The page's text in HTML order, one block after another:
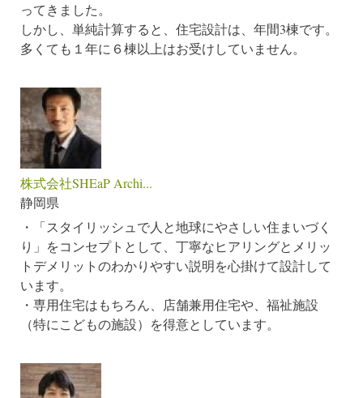
ってきました。
しかし、単純計算すると、住宅設計は、年間3棟です。
多くても１年に６棟以上はお受けしていません。
株式会社SHEaP Archi...
静岡県
・「スタイリッシュで人と地球にやさしい住まいづく
り」をコンセプトとして、丁寧なヒアリングとメリッ
トデメリットのわかりやすい説明を心掛けて設計して
います。
・専用住宅はもちろん、店舗兼用住宅や、福祉施設
（特にこどもの施設）を得意としています。